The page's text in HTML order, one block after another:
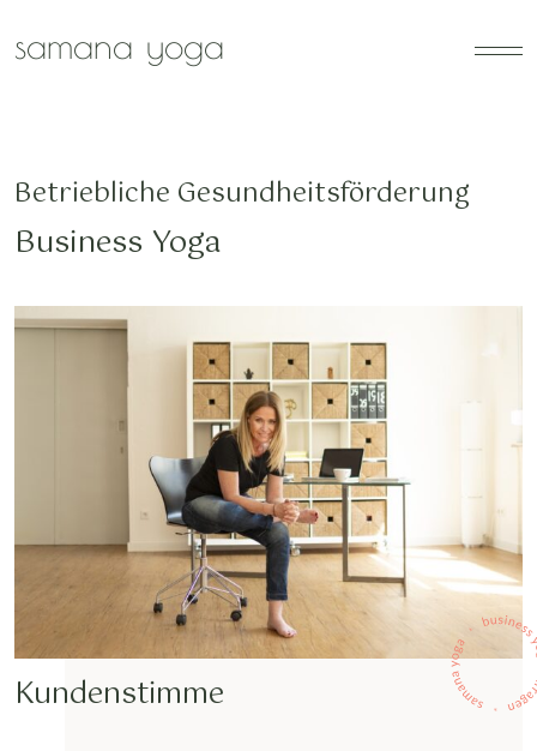
samana yoga
Betriebliche Gesundheitsförderung
Business Yoga
Kundenstimme